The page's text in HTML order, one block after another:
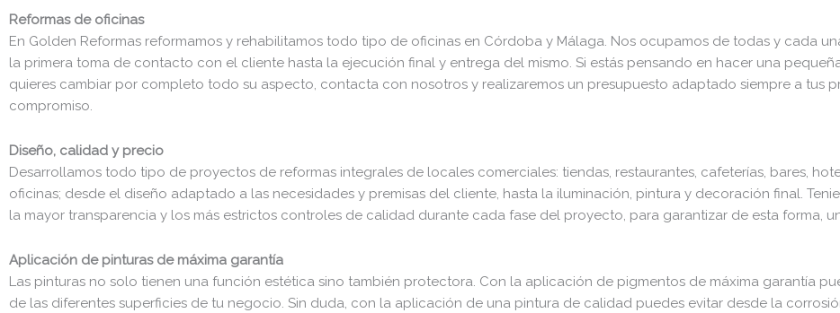
Reformas de oficinas
En Golden Reformas reformamos y rehabilitamos todo tipo de oficinas en Córdoba y Málaga. Nos ocupamos de todas y cada
la primera toma de contacto con el cliente hasta la ejecución final y entrega del mismo. Si estás pensando en hacer una
quieres cambiar por completo todo su aspecto, contacta con nosotros y realizaremos un presupuesto adaptado siempre a tus
compromiso.
Diseño, calidad y precio
Desarrollamos todo tipo de proyectos de reformas integrales de locales comerciales: tiendas, restaurantes, cafeterías, bares,
oficinas; desde el diseño adaptado a las necesidades y premisas del cliente, hasta la iluminación, pintura y decoración final.
la mayor transparencia y los más estrictos controles de calidad durante cada fase del proyecto, para garantizar de esta forma,
Aplicación de pinturas de máxima garantía
Las pinturas no solo tienen una función estética sino también protectora. Con la aplicación de pigmentos de máxima garantía
de las diferentes superficies de tu negocio. Sin duda, con la aplicación de una pintura de calidad puedes evitar desde la